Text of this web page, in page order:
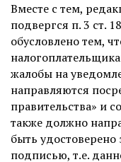
Вместе с тем,
подвергся п. 3 ст.
обусловлено тем,
жалобы на
направляются
правительства» и
также должно
быть
подписью, т.е.